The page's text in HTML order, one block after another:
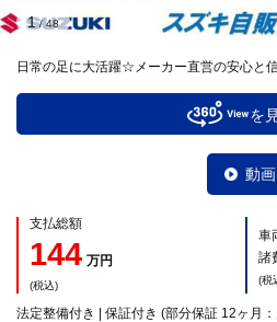
日常の足に大活躍☆メーカー直営の安心と
1/ 48
を
動
支払総額
144 万円
(税込)
車
諸
(税
法定整備付き | 保証付き (部分保証 12ヶ月